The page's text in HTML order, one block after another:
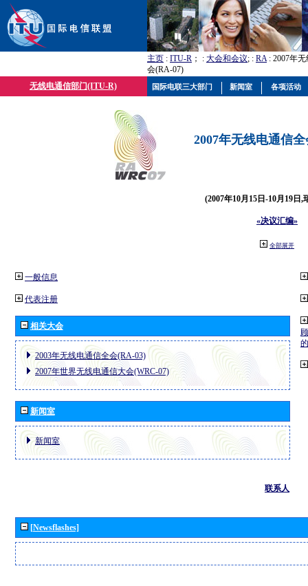
主页 : ITU-R ； : 大会和会议; : RA: 2007年
会(RA-07)
无线电通信部门(ITU-R)
2007年无线电通信
(2007年10月15日-10月19日,
«决议汇编»
全部展开
一般信息
代表注册
相关大会
2003年无线电通信全会(RA-03)
2007年世界无线电通信大会(WRC-07)
新闻室
新闻室
联系人
[Newsflashes]
国际电联三大部门 新闻室 各项活动